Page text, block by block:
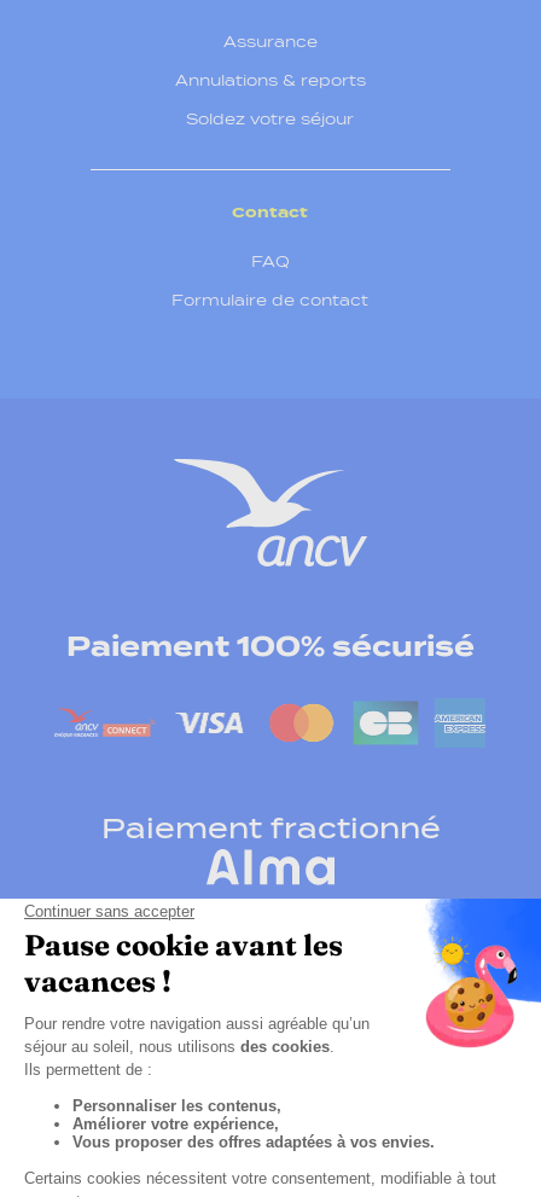
Assurance
Annulations & reports
Soldez votre séjour
Contact
FAQ
Formulaire de contact
Paiement 100% sécurisé
Paiement fractionné
Cliquez-ici pour modifier vos préférences en
matières de cookies
Politique de confidentialité